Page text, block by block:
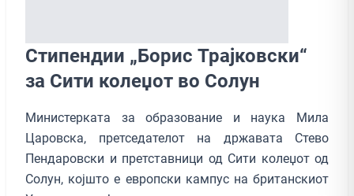
Стипендии „Борис Трајковски“
за Сити колеџот во Солун
Министерката за образование и наука Мила
Царовска, претседателот на државата Стево
Пендаровски и претставници од Сити колеџот од
Солун, којшто е европски кампус на британскиот